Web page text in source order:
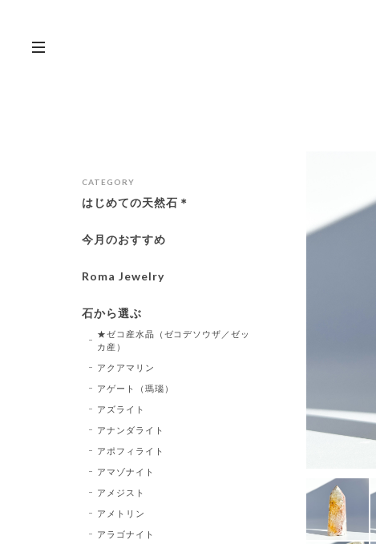
CATEGORY
はじめての天然石＊
今月のおすすめ
Roma Jewelry
石から選ぶ
★ゼコ産水晶（ゼコデソウザ／ゼッ
カ産）
アクアマリン
アゲート（瑪瑙）
アズライト
アナンダライト
アポフィライト
アマゾナイト
アメジスト
アメトリン
アラゴナイト